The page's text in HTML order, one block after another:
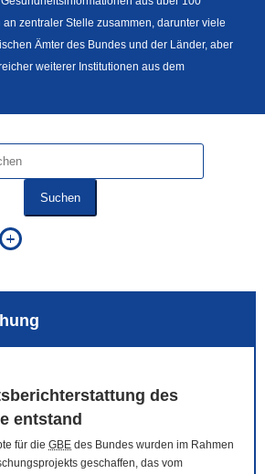
zentraler Stelle zusammen, darunter viele
Ämter des Bundes und der Länder, aber
weiterer Institutionen aus dem
Suchen
suchen (Volltextsuche)
des
entstand
für die GBE des Bundes wurden im Rahmen
geschaffen, das vom